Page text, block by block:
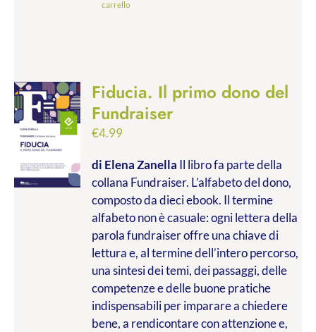
carrello
Fiducia. Il primo dono del
Fundraiser
€4.99
di Elena Zanella Il libro fa parte della
collana Fundraiser. L’alfabeto del dono,
composto da dieci ebook. Il termine
alfabeto non è casuale: ogni lettera della
parola fundraiser offre una chiave di
lettura e, al termine dell’intero percorso,
una sintesi dei temi, dei passaggi, delle
competenze e delle buone pratiche
indispensabili per imparare a chiedere
bene, a rendicontare con attenzione e,